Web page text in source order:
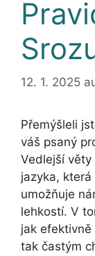
12. 1. 2025
Přemýšleli
váš psaný
Vedlejší
jazyka,
umožňuje
lehkostí. V
jak
tak častým